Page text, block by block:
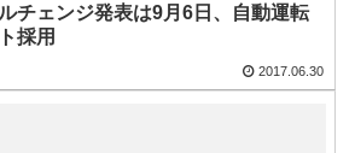
チェンジ発表は9月6日、自動運転
採用
2017.06.30